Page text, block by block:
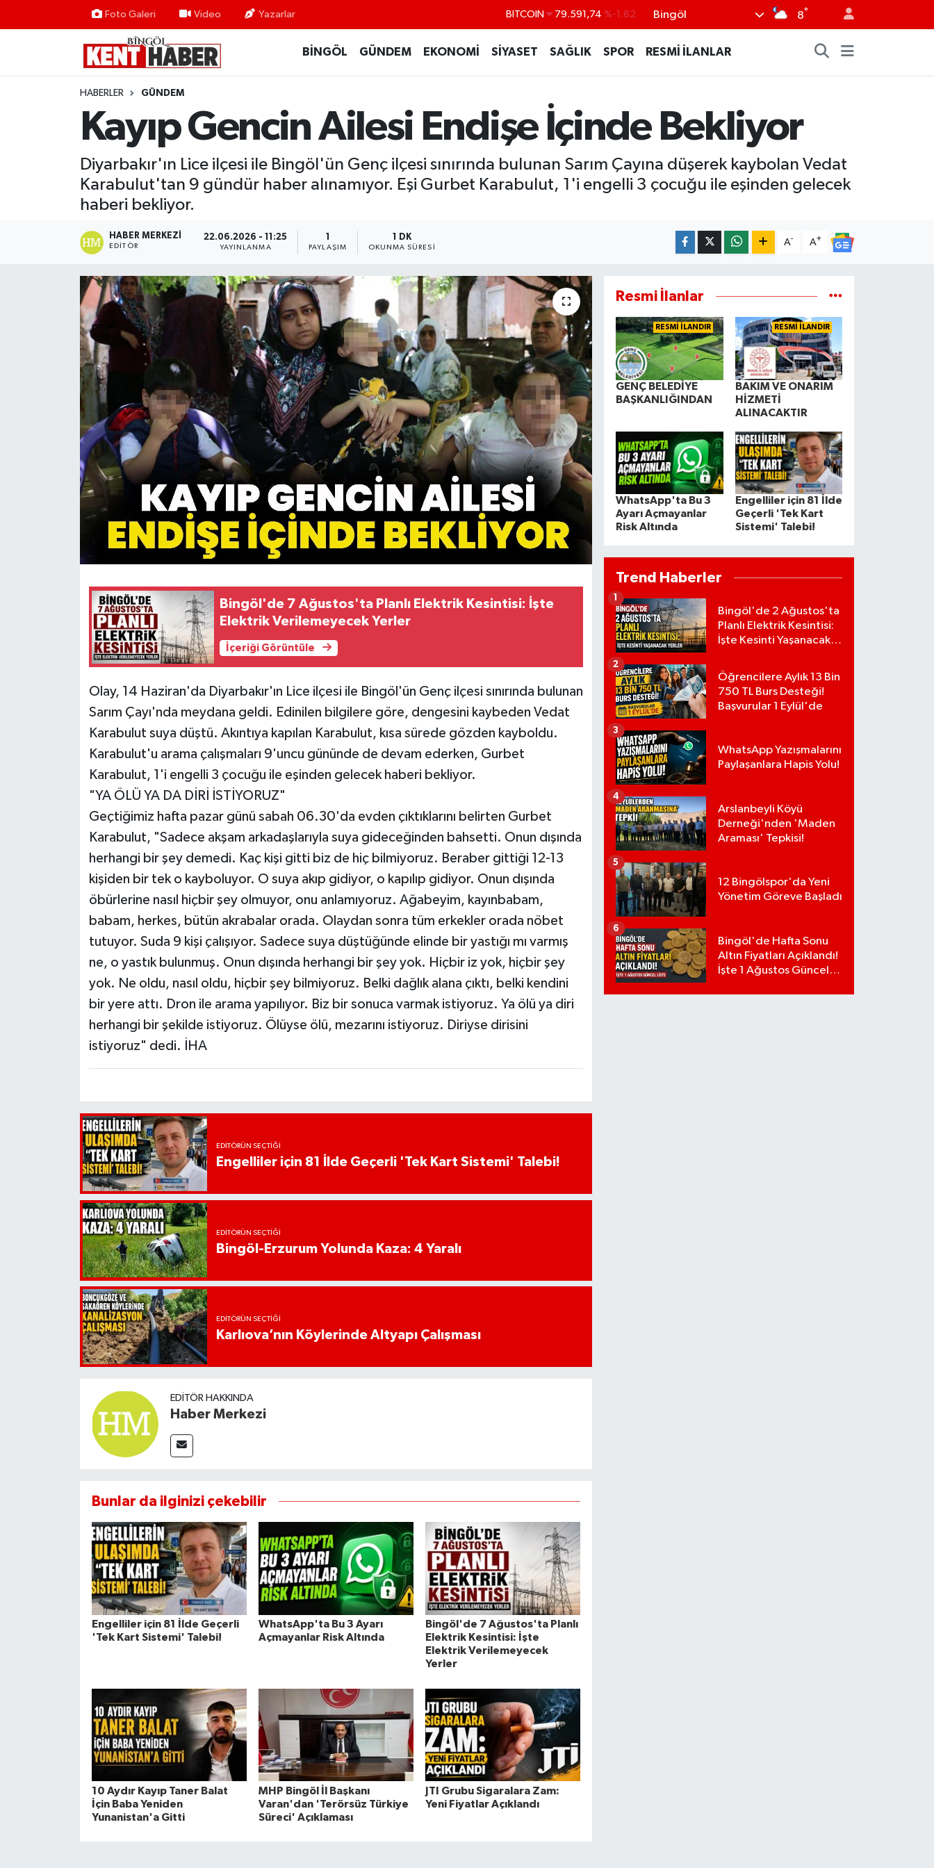
Foto Galeri Video Yazarlar
DOLAR 45,43620 %0.02
EURO 53,38690 %0.19
6862,09000
BİST100 14.598,00 %0
Bingöl 8°
BİNGÖL GÜNDEM EKONOMİ SİYASET SAĞLIK SPOR RESMİ İLANLAR
HABERLER GÜNDEM
Kayıp Gencin Ailesi Endişe İçinde Bekliyor
Diyarbakır'ın Lice ilçesi ile Bingöl'ün Genç ilçesi sınırında bulunan Sarım Çayına düşerek kaybolan Vedat
Karabulut'tan 9 gündür haber alınamıyor. Eşi Gurbet Karabulut, 1'i engelli 3 çocuğu ile eşinden gelecek
haberi bekliyor.
HABER MERKEZI
EDITÖR
22.06.2026 - 11:25
YAYINLANMA PAYLAŞIM
1 DK
OKUNMA SÜRESI
A- A+
Bingöl'de 7 Ağustos'ta Planlı Elektrik Kesintisi: İşte
Elektrik Verilemeyecek Yerler
İçeriği Görüntüle
Olay, 14 Haziran'da Diyarbakır'ın Lice ilçesi ile Bingöl'ün Genç ilçesi sınırında bulunan
Sarım Çayı'nda meydana geldi. Edinilen bilgilere göre, dengesini kaybeden Vedat
Karabulut suya düştü. Akıntıya kapılan Karabulut, kısa sürede gözden kayboldu.
Karabulut'u arama çalışmaları 9'uncu gününde de devam ederken, Gurbet
Karabulut, 1'i engelli 3 çocuğu ile eşinden gelecek haberi bekliyor.
"YA ÖLÜ YA DA DİRİ İSTİYORUZ"
Geçtiğimiz hafta pazar günü sabah 06.30'da evden çıktıklarını belirten Gurbet
Karabulut, "Sadece akşam arkadaşlarıyla suya gideceğinden bahsetti. Onun dışında
herhangi bir şey demedi. Kaç kişi gitti biz de hiç bilmiyoruz. Beraber gittiği 12-13
kişiden bir tek o kayboluyor. O suya akıp gidiyor, o kapılıp gidiyor. Onun dışında
öbürlerine nasıl hiçbir şey olmuyor, onu anlamıyoruz. Ağabeyim, kayınbabam,
babam, herkes, bütün akrabalar orada. Olaydan sonra tüm erkekler orada nöbet
tutuyor. Suda 9 kişi çalışıyor. Sadece suya düştüğünde elinde bir yastığı mı varmış
ne, o yastık bulunmuş. Onun dışında herhangi bir şey yok. Hiçbir iz yok, hiçbir şey
yok. Ne oldu, nasıl oldu, hiçbir şey bilmiyoruz. Belki dağlık alana çıktı, belki kendini
bir yere attı. Dron ile arama yapılıyor. Biz bir sonuca varmak istiyoruz. Ya ölü ya diri
herhangi bir şekilde istiyoruz. Ölüyse ölü, mezarını istiyoruz. Diriyse dirisini
istiyoruz" dedi. İHA
EDITÖRÜN SEÇTIĞI
Engelliler için 81 İlde Geçerli 'Tek Kart Sistemi' Talebi!
EDITÖRÜN SEÇTIĞI
Bingöl-Erzurum Yolunda Kaza: 4 Yaralı
EDITÖRÜN SEÇTIĞI
Karlıova’nın Köylerinde Altyapı Çalışması
EDITÖR HAKKINDA
Haber Merkezi
Bunlar da ilginizi çekebilir
Engelliler için 81 İlde Geçerli
'Tek Kart Sistemi' Talebi!
WhatsApp'ta Bu 3 Ayarı
Açmayanlar Risk Altında
Bingöl'de 7 Ağustos'ta Planlı
Elektrik Kesintisi: İşte
Elektrik Verilemeyecek
Yerler
10 Aydır Kayıp Taner Balat
İçin Baba Yeniden
Yunanistan'a Gitti
MHP Bingöl İl Başkanı
Varan'dan 'Terörsüz Türkiye
Süreci' Açıklaması
JTI Grubu Sigaralara Zam:
Yeni Fiyatlar Açıklandı
Resmi İlanlar
RESMİ İLANDIR
GENÇ BELEDİYE
BAŞKANLIĞINDAN
RESMİ İLANDIR
BAKIM VE ONARIM
HİZMETİ
ALINACAKTIR
WhatsApp'ta Bu 3
Ayarı Açmayanlar
Risk Altında
Engelliler için 81 İlde
Geçerli 'Tek Kart
Sistemi' Talebi!
Trend Haberler
Bingöl'de 2 Ağustos'ta
Planlı Elektrik Kesintisi:
İşte Kesinti Yaşanacak
Öğrencilere Aylık 13 Bin
750 TL Burs Desteği!
Başvurular 1 Eylül'de
2
WhatsApp Yazışmalarını
Paylaşanlara Hapis Yolu!
3
Arslanbeyli Köyü
Derneği'nden 'Maden
Araması' Tepkisi!
4
12 Bingölspor'da Yeni
Yönetim Göreve Başladı
5
Bingöl'de Hafta Sonu
Altın Fiyatları Açıklandı!
İşte 1 Ağustos Güncel
6
BİLİM-TEKNOLOJİ
KARLIOVA
MERKEZ
RESMİ İLANLAR
SAĞLIK
SİYASET
YAYLADERE
Bingöl Nöbetçi Eczaneler
Bingöl Hava Durumu
Bingöl Namaz Vakitleri
Bingöl Trafik Yoğunluk Haritası
Süper Lig Puan Durumu ve Fikstür
Tüm Manşetler
Haber Arşivi